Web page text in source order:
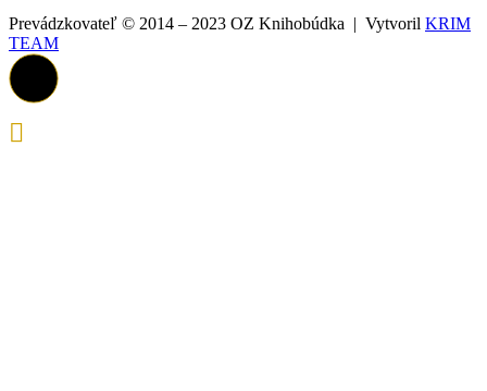
Prevádzkovateľ © 2014 – 2023 OZ Knihobúdka | Vytvoril KRIM
TEAM